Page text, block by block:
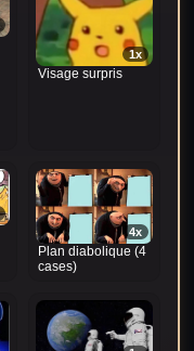
1x
Visage surpris
4x
Plan diabolique (4
cases)